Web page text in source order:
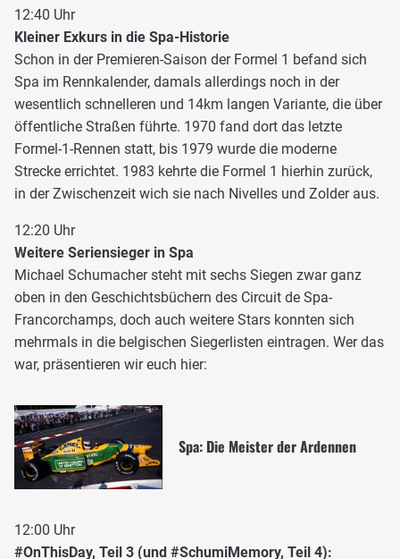
12:40 Uhr
Kleiner Exkurs in die Spa-Historie
Schon in der Premieren-Saison der Formel 1 befand sich
Spa im Rennkalender, damals allerdings noch in der
wesentlich schnelleren und 14km langen Variante, die über
öffentliche Straßen führte. 1970 fand dort das letzte
Formel-1-Rennen statt, bis 1979 wurde die moderne
Strecke errichtet. 1983 kehrte die Formel 1 hierhin zurück,
in der Zwischenzeit wich sie nach Nivelles und Zolder aus.
12:20 Uhr
Weitere Seriensieger in Spa
Michael Schumacher steht mit sechs Siegen zwar ganz
oben in den Geschichtsbüchern des Circuit de Spa-
Francorchamps, doch auch weitere Stars konnten sich
mehrmals in die belgischen Siegerlisten eintragen. Wer das
war, präsentieren wir euch hier:
Spa: Die Meister der Ardennen
12:00 Uhr
#OnThisDay, Teil 3 (und #SchumiMemory, Teil 4):